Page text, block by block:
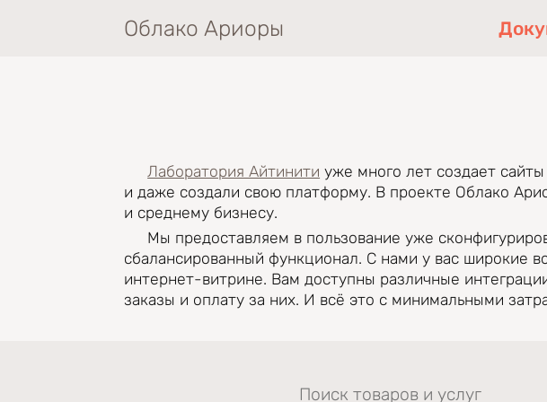
Облако Ариоры
Лаборатория Айтинити уже много лет создает
и даже создали свою платформу. В проекте Облако
и среднему бизнесу.
Мы предоставляем в пользование уже
сбалансированный функционал. С нами у вас широкие
интернет-витрине. Вам доступны различные
заказы и оплату за них. И всё это с минимальными
Форма поиска
Поиск